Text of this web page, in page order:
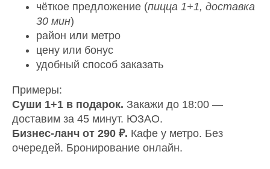
чёткое предложение (пицца 1+1, доставка
30 мин)
район или метро
цену или бонус
удобный способ заказать
Примеры:
Суши 1+1 в подарок. Закажи до 18:00 —
доставим за 45 минут. ЮЗАО.
Бизнес-ланч от 290 ₽. Кафе у метро. Без
очередей. Бронирование онлайн.